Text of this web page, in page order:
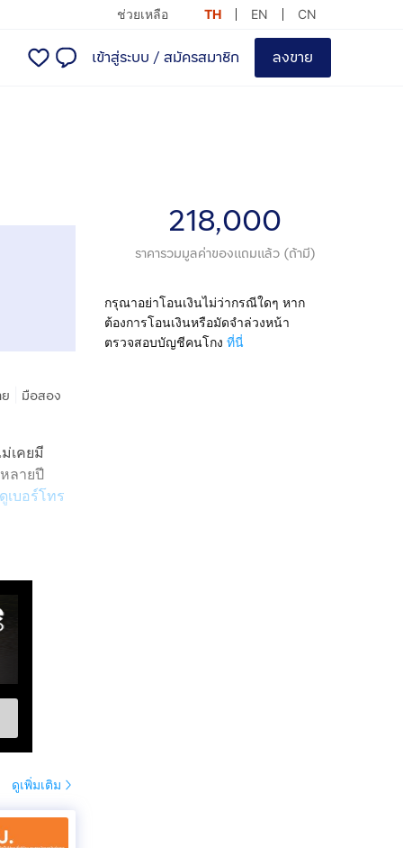
ช่วยเหลือ TH EN CN
เข้าสู่ระบบ / สมัครสมาชิก ลงขาย
มือสอง
เคยมี
ลายปี
เบอร์โทร
218,000
ราคารวมมูลค่าของแถมแล้ว (ถ้ามี)
กรุณาอย่าโอนเงินไม่ว่ากรณีใดๆ หาก
ต้องการโอนเงินหรือมัดจำล่วงหน้า
ตรวจสอบบัญชีคนโกง ที่นี่
ดูเพิ่มเติม